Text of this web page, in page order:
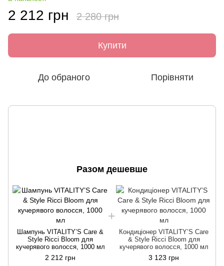
2 212 грн 2 280 грн
Купити
До обраного Порівняти
Разом дешевше
Шампунь VITALITY’S Care &
Style Ricci Bloom для
кучерявого волосся, 1000 мл
2 212 грн
Кондиціонер VITALITY’S Care
& Style Ricci Bloom для
кучерявого волосся, 1000 мл
3 123 грн